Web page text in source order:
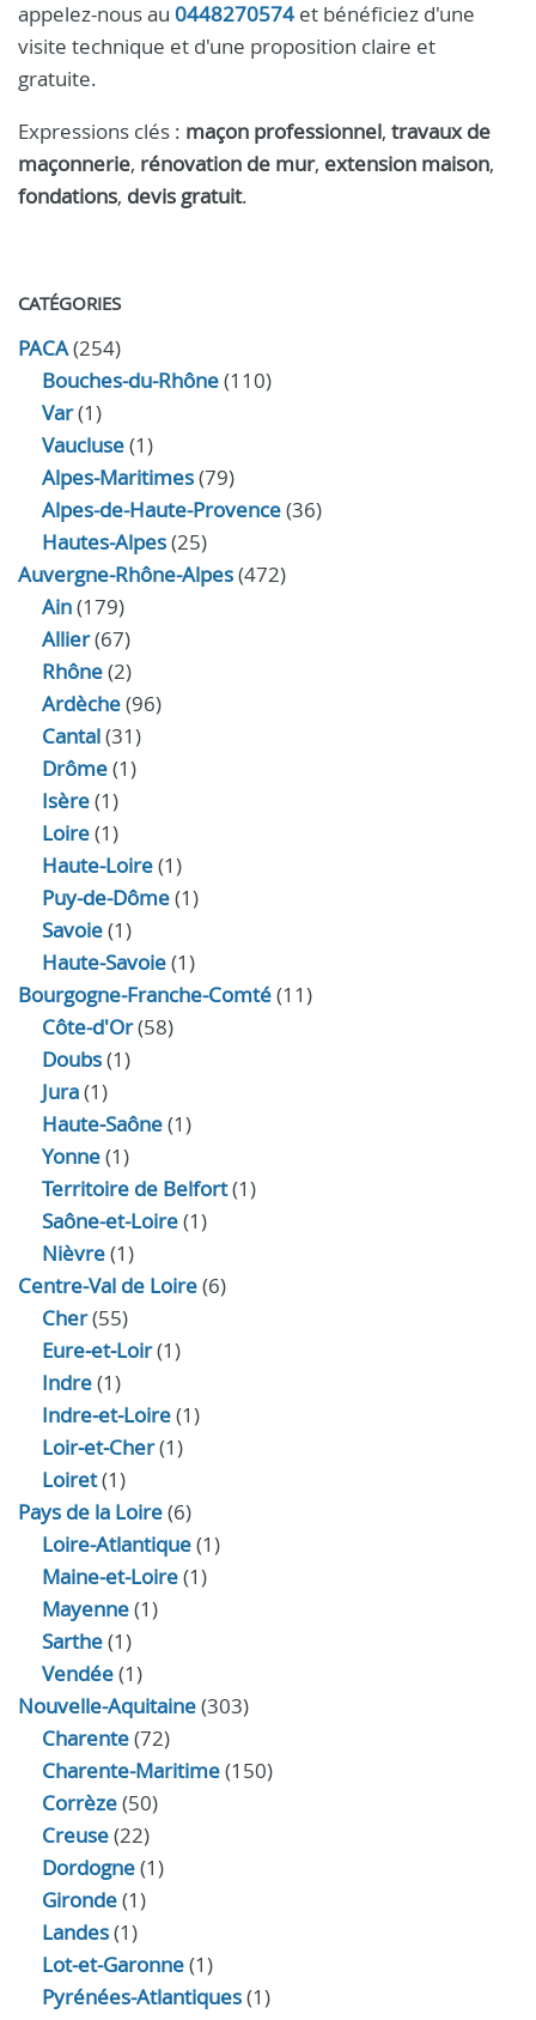
appelez-nous au 0448270574 et bénéficiez d'une
visite technique et d'une proposition claire et
gratuite.
Expressions clés : maçon professionnel, travaux de
maçonnerie, rénovation de mur, extension maison,
fondations, devis gratuit.
CATÉGORIES
PACA(254)
Bouches-du-Rhône(110)
Var(1)
Vaucluse(1)
Alpes-Maritimes(79)
Alpes-de-Haute-Provence(36)
Hautes-Alpes(25)
Auvergne-Rhône-Alpes(472)
Ain(179)
Allier(67)
Rhône(2)
Ardèche(96)
Cantal(31)
Drôme(1)
Isère(1)
Loire(1)
Haute-Loire(1)
Puy-de-Dôme(1)
Savoie(1)
Haute-Savoie(1)
Bourgogne-Franche-Comté(11)
Côte-d'Or(58)
Doubs(1)
Jura(1)
Haute‑Saône(1)
Yonne(1)
Territoire de Belfort(1)
Saône-et-Loire(1)
Nièvre(1)
Centre-Val de Loire(6)
Cher(55)
Eure‑et‑Loir(1)
Indre(1)
Indre‑et‑Loire(1)
Loir‑et‑Cher(1)
Loiret(1)
Pays de la Loire(6)
Loire-Atlantique(1)
Maine-et-Loire(1)
Mayenne(1)
Sarthe(1)
Vendée(1)
Nouvelle-Aquitaine(303)
Charente(72)
Charente-Maritime(150)
Corrèze(50)
Creuse(22)
Dordogne(1)
Gironde(1)
Landes(1)
Lot-et-Garonne(1)
Pyrénées-Atlantiques(1)